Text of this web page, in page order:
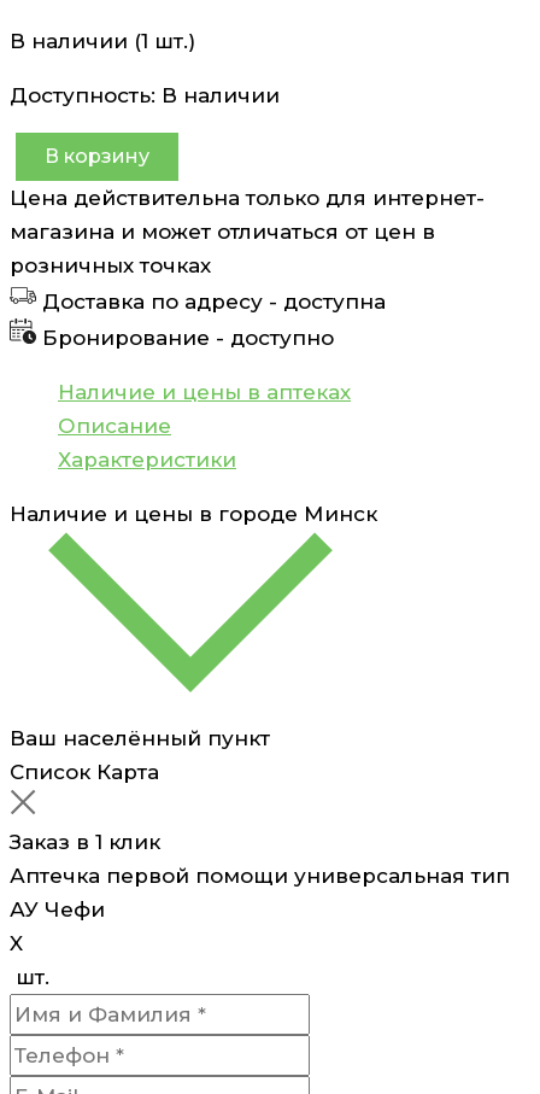
В наличии (1 шт.)
Доступность: В наличии
Количество
товара
Аптечка
первой
помощи
универсальная
Чефи
В корзину
Цена действительна только для интернет-
магазина и может отличаться от цен в
розничных точках
Доставка по адресу - доступна
Бронирование - доступно
Наличие и цены в аптеках
Описание
Характеристики
Наличие и цены в городе Минск
Ваш населённый пункт
Список Карта
Заказ в 1 клик
Аптечка первой помощи универсальная тип
АУ Чефи
X
шт.